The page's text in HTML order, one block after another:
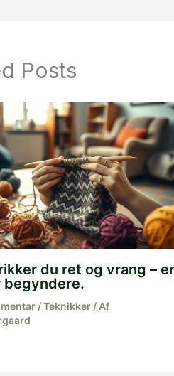
Posts
du ret og vrang –
begyndere.
/Teknikker / Af